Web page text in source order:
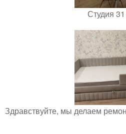
Студия 31
Здравствуйте, мы делаем